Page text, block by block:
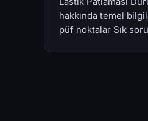
hakkında temel
püf noktalar Sık